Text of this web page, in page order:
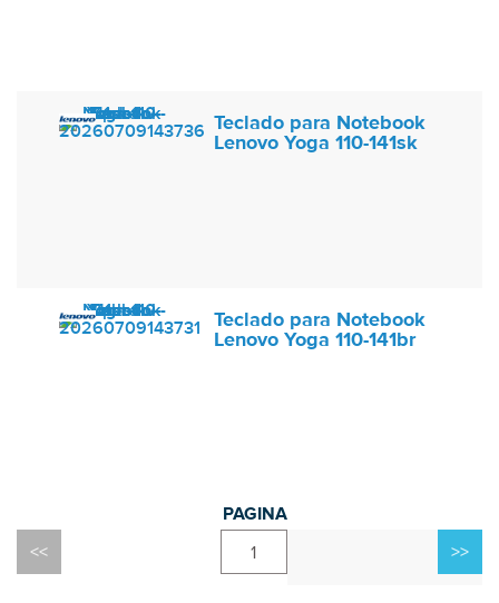
Teclado para Notebook
Lenovo Yoga 110-141sk
Teclado para Notebook
Lenovo Yoga 110-141br
1